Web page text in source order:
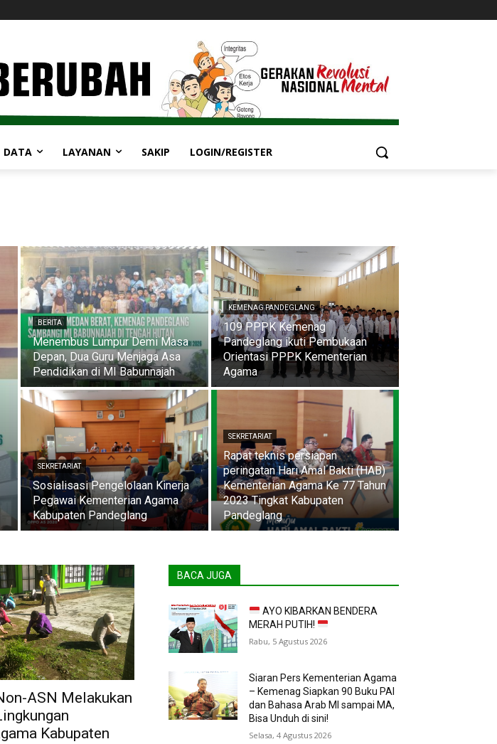
DATA LAYANAN SAKIP LOGIN/REGISTER
BERITA
Menembus Lumpur Demi Masa
Depan, Dua Guru Menjaga Asa
Pendidikan di MI Babunnajah
KEMENAG PANDEGLANG
109 PPPK Kemenag
Pandeglang ikuti Pembukaan
Orientasi PPPK Kementerian
Agama
SEKRETARIAT
Sosialisasi Pengelolaan Kinerja
Pegawai Kementerian Agama
Kabupaten Pandeglang
SEKRETARIAT
Rapat teknis persiapan
peringatan Hari Amal Bakti (HAB)
Kementerian Agama Ke 77 Tahun
2023 Tingkat Kabupaten
Pandeglang
ASN Melakukan
Kabupaten
BACA JUGA
AYO KIBARKAN BENDERA
MERAH PUTIH!
Rabu, 5 Agustus 2026
Siaran Pers Kementerian Agama
– Kemenag Siapkan 90 Buku PAI
dan Bahasa Arab MI sampai MA,
Bisa Unduh di sini!
Selasa, 4 Agustus 2026